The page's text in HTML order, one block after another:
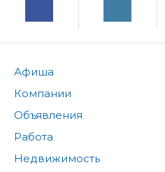
Афиша
Компании
Объявления
Работа
Недвижимость